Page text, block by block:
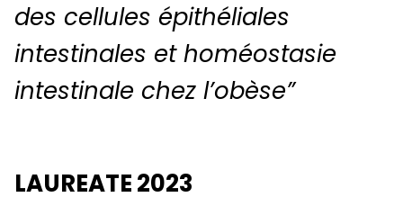
des cellules épithéliales
intestinales et homéostasie
intestinale chez l’obèse”
LAUREATE 2023